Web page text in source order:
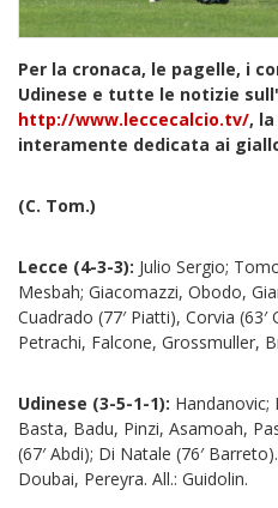
Per la cronaca, le pagelle, i
Udinese e tutte le notizie
http://www.leccecalcio.tv/,
interamente dedicata ai
(C. Tom.)
Lecce (4-3-3): Julio Sergio;
Mesbah; Giacomazzi, Obodo,
Cuadrado (77′ Piatti), Corvia
Petrachi, Falcone, Grossmuller,
Udinese (3-5-1-1): Handanovic;
Basta, Badu, Pinzi, Asamoah,
(67′ Abdi); Di Natale (76′
Doubai, Pereyra. All.: Guidolin.